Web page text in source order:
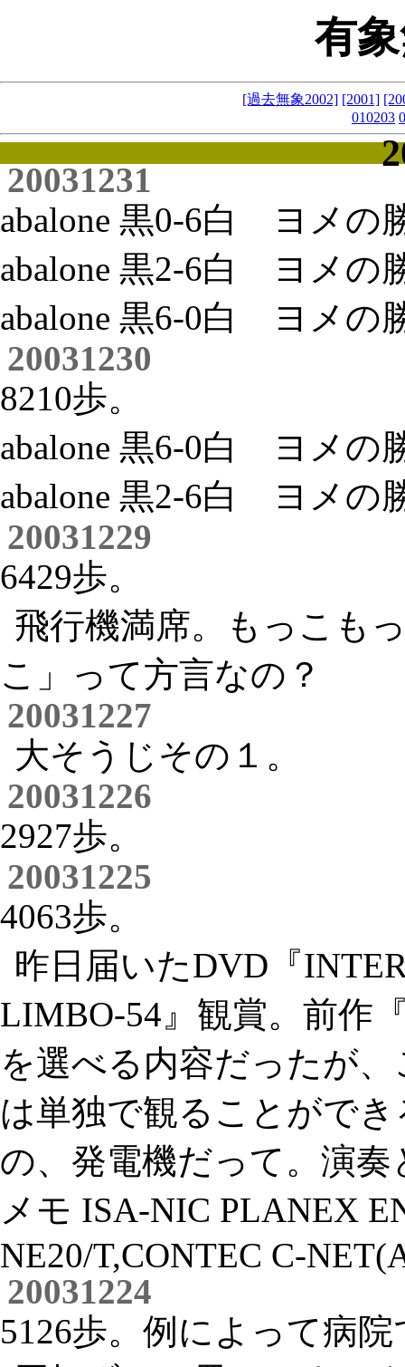
有
[過去無象2002] [2001]
010203
20031231
abalone 黒0-6白 ヨメの
abalone 黒2-6白 ヨメの
abalone 黒6-0白 ヨメの
20031230
8210歩。
abalone 黒6-0白 ヨメの
abalone 黒2-6白 ヨメの
20031229
6429歩。
飛行機満席。もっこも
こ」って方言なの？
20031227
大そうじその１。
20031226
2927歩。
20031225
4063歩。
昨日届いたDVD『
LIMBO-54』観賞。前作
を選べる内容だったが
は単独で観ることがで
の、発電機だって。演
メモ ISA-NIC PLANEX
NE20/T,CONTEC C-
20031224
5126歩。例によって病